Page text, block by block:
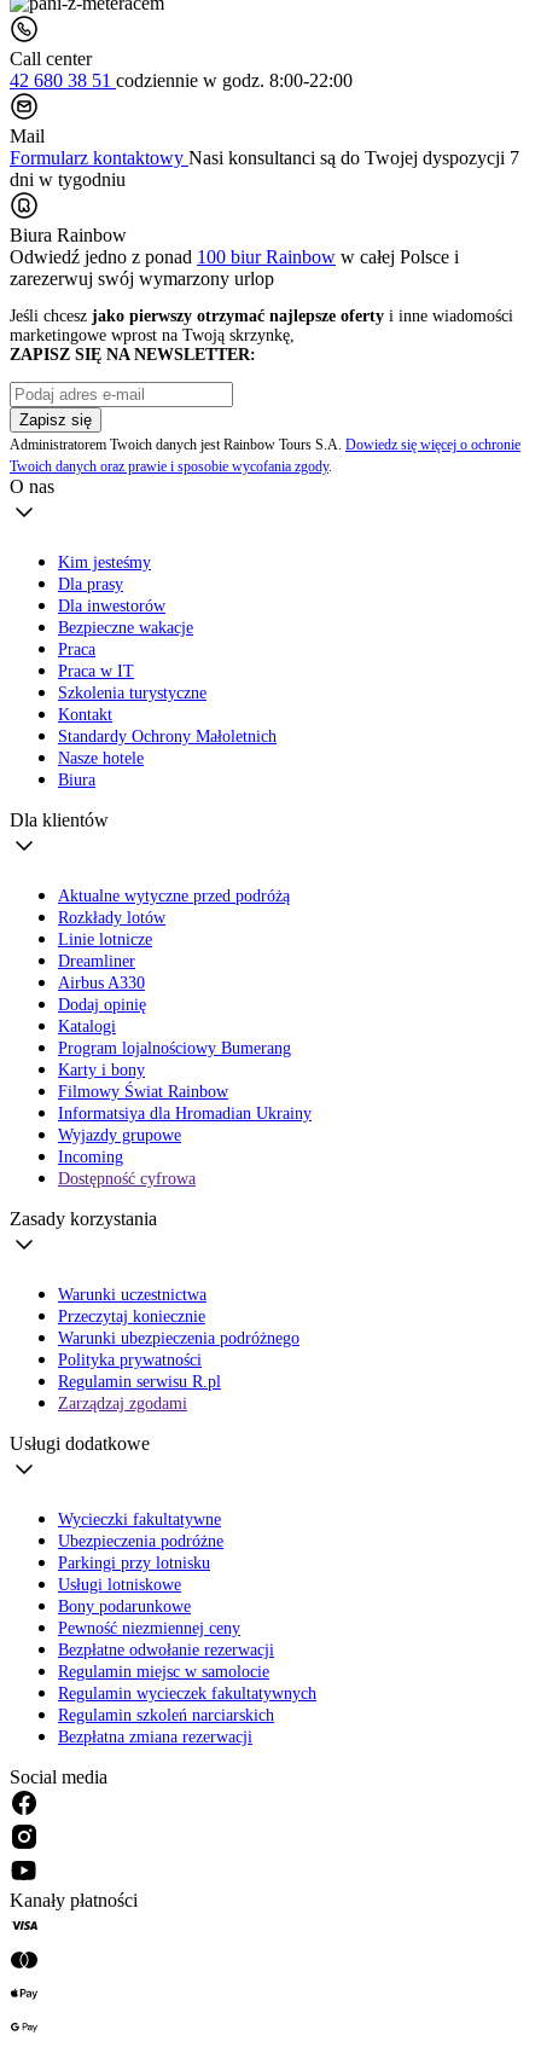
Call center
42 680 38 51 codziennie w godz. 8:00-22:00
Mail
Formularz kontaktowy Nasi konsultanci są do Twojej dyspozycji 7
dni w tygodniu
Biura Rainbow
Odwiedź jedno z ponad 100 biur Rainbow w całej Polsce i
zarezerwuj swój wymarzony urlop
Jeśli chcesz jako pierwszy otrzymać najlepsze oferty i inne wiadomości
marketingowe wprost na Twoją skrzynkę,
ZAPISZ SIĘ NA NEWSLETTER:
Zapisz się
Administratorem Twoich danych jest Rainbow Tours S.A. Dowiedz się więcej o ochronie
Twoich danych oraz prawie i sposobie wycofania zgody.
O nas
Kim jesteśmy
Dla prasy
Dla inwestorów
Bezpieczne wakacje
Praca
Praca w IT
Szkolenia turystyczne
Kontakt
Standardy Ochrony Małoletnich
Nasze hotele
Biura
Dla klientów
Aktualne wytyczne przed podróżą
Rozkłady lotów
Linie lotnicze
Dreamliner
Airbus A330
Dodaj opinię
Katalogi
Program lojalnościowy Bumerang
Karty i bony
Filmowy Świat Rainbow
Informatsiya dla Hromadian Ukrainy
Wyjazdy grupowe
Incoming
Dostępność cyfrowa
Zasady korzystania
Warunki uczestnictwa
Przeczytaj koniecznie
Warunki ubezpieczenia podróżnego
Polityka prywatności
Regulamin serwisu R.pl
Zarządzaj zgodami
Usługi dodatkowe
Wycieczki fakultatywne
Ubezpieczenia podróżne
Parkingi przy lotnisku
Usługi lotniskowe
Bony podarunkowe
Pewność niezmiennej ceny
Bezpłatne odwołanie rezerwacji
Regulamin miejsc w samolocie
Regulamin wycieczek fakultatywnych
Regulamin szkoleń narciarskich
Bezpłatna zmiana rezerwacji
Social media
Kanały płatności